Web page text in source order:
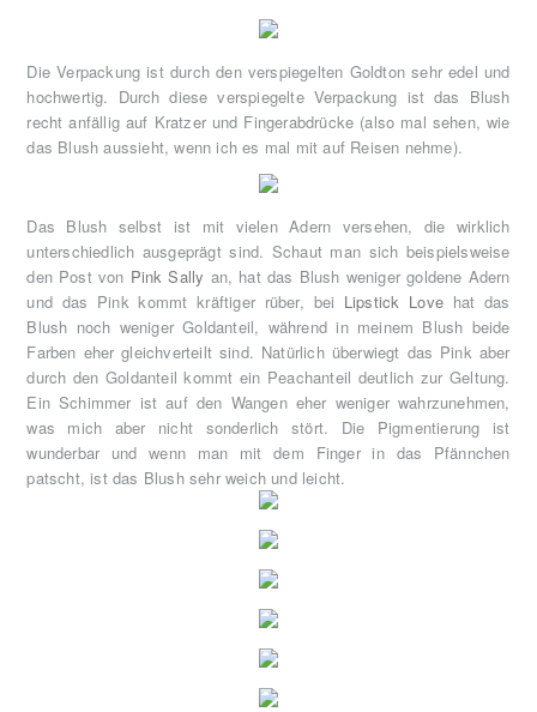
Die Verpackung ist durch den verspiegelten Goldton sehr edel und
hochwertig. Durch diese verspiegelte Verpackung ist das Blush
recht anfällig auf Kratzer und Fingerabdrücke (also mal sehen, wie
das Blush aussieht, wenn ich es mal mit auf Reisen nehme).
Das Blush selbst ist mit vielen Adern versehen, die wirklich
unterschiedlich ausgeprägt sind. Schaut man sich beispielsweise
den Post von Pink Sally an, hat das Blush weniger goldene Adern
und das Pink kommt kräftiger rüber, bei Lipstick Love hat das
Blush noch weniger Goldanteil, während in meinem Blush beide
Farben eher gleichverteilt sind. Natürlich überwiegt das Pink aber
durch den Goldanteil kommt ein Peachanteil deutlich zur Geltung.
Ein Schimmer ist auf den Wangen eher weniger wahrzunehmen,
was mich aber nicht sonderlich stört. Die Pigmentierung ist
wunderbar und wenn man mit dem Finger in das Pfännchen
patscht, ist das Blush sehr weich und leicht.